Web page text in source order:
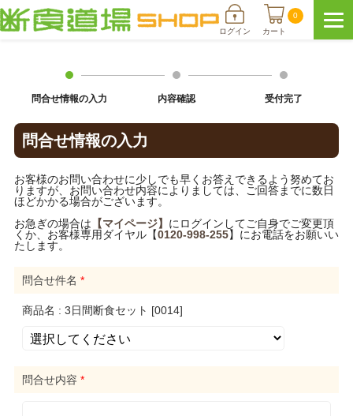
ログイン カート
0
問合せ情報の入力 内容確認 受付完了
問合せ情報の入力
お客様のお問い合わせに少しでも早くお答えできるよう努めてお
りますが、お問い合わせ内容によりましては、ご回答までに数日
ほどかかる場合がございます。
お急ぎの場合は 【マイページ】 にログインしてご自身でご変更頂
くか、お客様専用ダイヤル【0120-998-255】にお電話をお願いい
たします。
問合せ件名 *
商品名 : 3日間断食セット [0014]
問合せ内容 *